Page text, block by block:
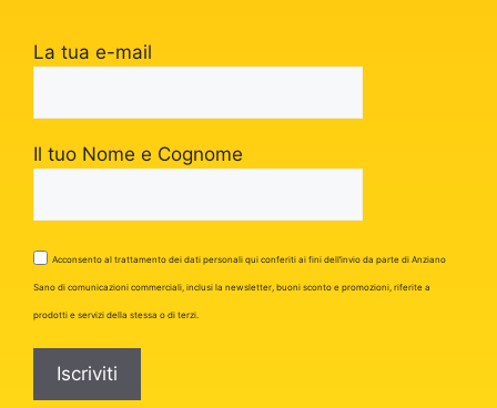
La tua e-mail
Il tuo Nome e Cognome
Acconsento al trattamento dei dati personali qui conferiti ai fini dell’invio da parte di Anziano
Sano di comunicazioni commerciali, inclusi la newsletter, buoni sconto e promozioni, riferite a
prodotti e servizi della stessa o di terzi.